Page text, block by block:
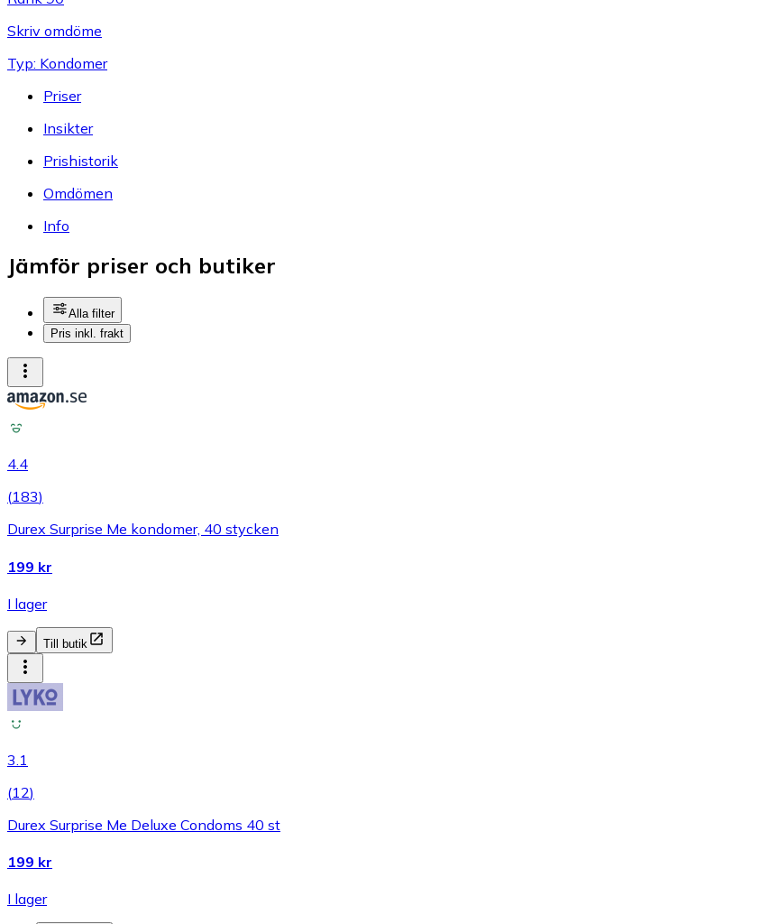
Skriv omdöme
Typ: Kondomer
Priser
Insikter
Prishistorik
Omdömen
Info
Jämför priser och butiker
Alla filter
Pris inkl. frakt
4.4
(183)
Durex Surprise Me kondomer, 40 stycken
199 kr
I lager
Till butik
3.1
(12)
Durex Surprise Me Deluxe Condoms 40 st
199 kr
I lager